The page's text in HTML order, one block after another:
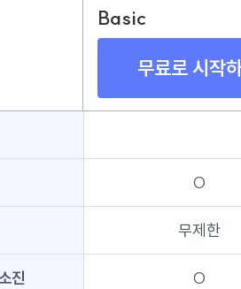
Basic
무료로 시작
O
무제한
진 O